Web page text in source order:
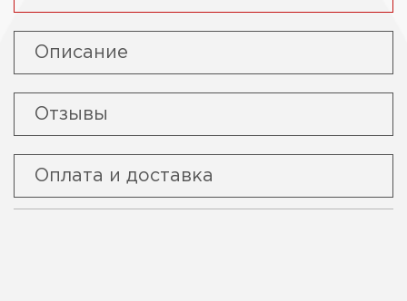
Описание
Отзывы
Оплата и доставка